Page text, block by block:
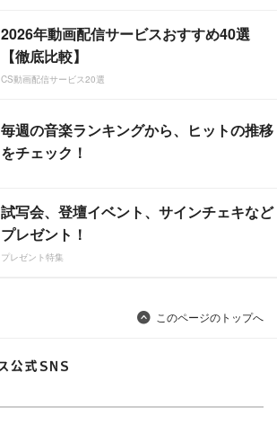
2026年動画配信サービスおすすめ40選
【徹底比較】
CS動画配信サービス20選
毎週の音楽ランキングから、ヒットの推移
をチェック！
試写会、登壇イベント、サインチェキなど
プレゼント！
プレゼント特集
このページのトップへ